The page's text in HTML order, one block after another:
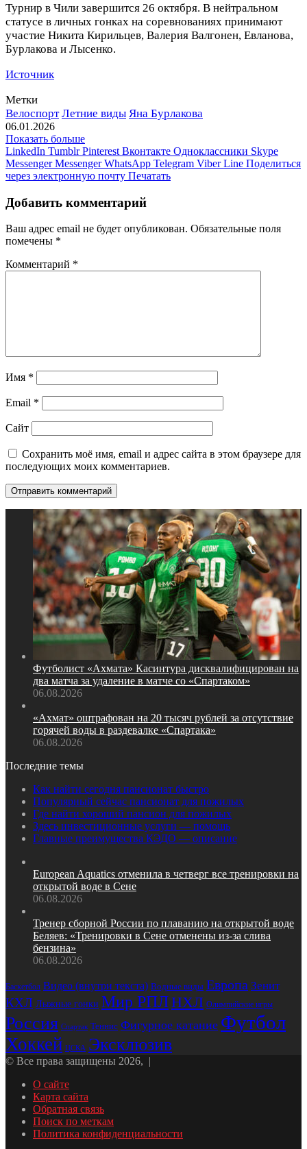
Турнир в Чили завершится 26 октября. В нейтральном
статусе в личных гонках на соревнованиях принимают
участие Никита Кирильцев, Валерия Валгонен, Евланова,
Бурлакова и Лысенко.
Источник
Метки
Велоспорт Летние виды Яна Бурлакова
06.01.2026
Показать больше
LinkedIn Tumblr Pinterest Вконтакте Одноклассники Skype
Messenger Messenger WhatsApp Telegram Viber Line Поделиться
через электронную почту Печатать
Добавить комментарий
Ваш адрес email не будет опубликован. Обязательные поля
помечены *
Комментарий *
Имя *
Email *
Сайт
Сохранить моё имя, email и адрес сайта в этом браузере для
последующих моих комментариев.
Футболист «Ахмата» Касинтура дисквалифицирован на
два матча за удаление в матче со «Спартаком»
06.08.2026
«Ахмат» оштрафован на 20 тысяч рублей за отсутствие
горячей воды в раздевалке «Спартака»
06.08.2026
Последние темы
Как найти сегодня пансионат быстро
Популярный сейчас пансионат для пожилых
Где найти хороший пансион для пожилых
Здесь инвестиционные услуги — помощь
Главные преимущества КЭДО — описание
European Aquatics отменила в четверг все тренировки на
открытой воде в Сене
06.08.2026
Тренер сборной России по плаванию на открытой воде
Беляев: «Тренировки в Сене отменены из‑за слива
бензина»
06.08.2026
Баскетбол Видео (внутри текста) Водные виды Европа Зенит
КХЛ Лыжные гонки Мир РПЛНХЛ Олимпийские игры
Россия Спартак Теннис Фигурное катание Футбол
Хоккей ЦСКА Эксклюзив
© Все права защищены 2026, |
О сайте
Карта сайта
Обратная связь
Поиск по меткам
Политика конфиденциальности